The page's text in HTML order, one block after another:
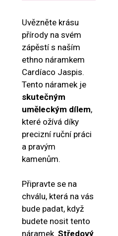
Uvězněte krásu
přírody na svém
zápěstí s naším
ethno náramkem
Cardíaco Jaspis.
Tento náramek je
skutečným
uměleckým dílem,
které ožívá díky
precizní ruční práci
a pravým
kamenům.
Připravte se na
chválu, která na vás
bude padat, když
budete nosit tento
náramek. Středový